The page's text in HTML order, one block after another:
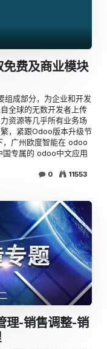
费及商业模块
成部分，为企业和开发
全球的无数开发者上传
资源等几乎所有业务场
，紧跟Odoo版本升级节
，广州欧度智能在 odoo
国专属的 odoo中文应用
0 11553
理-销售调整-销